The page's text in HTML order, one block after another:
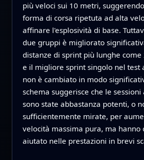
più veloci sui 10 metri,
forma di corsa ripetuta ad alta
affinare l'esplosività di base.
due gruppi è migliorato
distanze di sprint più lunghe
e il migliore sprint singolo nel test
non è cambiato in modo
schema suggerisce che le
sono state abbastanza potenti, o
sufficientemente mirate, per
velocità massima pura, ma hanno
aiutato nelle prestazioni in brevi